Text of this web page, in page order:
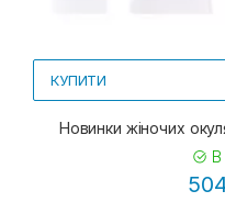
КУПИТИ
Новинки жіночих
В